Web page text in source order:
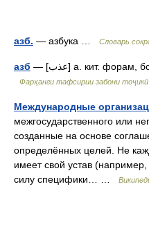
азб. — азбука … Словарь
азб — [عذب] а. кит. форам, бомаза, гуворо, хуштаъм; ширин …
Фарҳанги тафсирии забони тоҷикӣ
Международные
межгосударственного или
созданные на основе
определённых целей. Не
имеет свой устав
силу специфики… …